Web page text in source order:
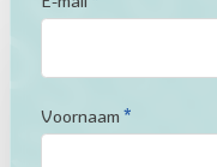
Voornaam *